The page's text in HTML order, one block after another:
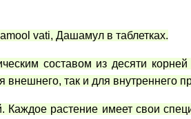
vati, Дашамул в таблетках.
составом из десяти
внешнего, так и для внутреннего
Каждое растение имеет свои